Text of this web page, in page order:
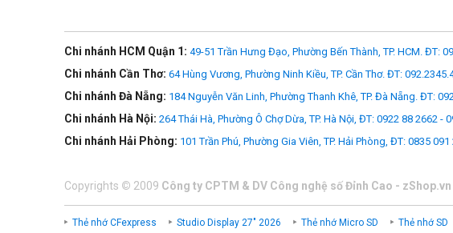
Chi nhánh HCM Quận 1: 49-51 Trần Hưng Đạo, Phường Bến Thành, TP. HCM. ĐT:
Chi nhánh Cần Thơ: 64 Hùng Vương, Phường Ninh Kiều, TP. Cần Thơ. ĐT:
Chi nhánh Đà Nẵng: 184 Nguyễn Văn Linh, Phường Thanh Khê, TP. Đà Nẵng. ĐT:
Chi nhánh Hà Nội: 264 Thái Hà, Phường Ô Chợ Dừa, TP. Hà Nội, ĐT: 0922 88 2662 -
Chi nhánh Hải Phòng: 101 Trần Phú, Phường Gia Viên, TP. Hải Phòng, ĐT: 0835 091
Copyrights © 2009 Công ty CPTM & DV Công nghệ số Đỉnh Cao - zShop.vn
Thẻ nhớ CFexpress Studio Display 27" 2026 Thẻ nhớ Micro SD Thẻ nhớ SD